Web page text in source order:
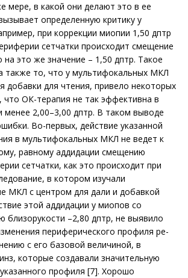
мере, в какой они делают это в ее
определенную критику у
при коррекции миопии 1,50 дптр
сетчатки происходит смещение
это же значение – 1,50 дптр. Такое
также то, что у мультифокальных МКЛ
добавки для чтения, привело некоторых
что ОК-терапия не так эффективна в
менее 2,00–3,00 дптр. В таком выводе
Во-первых, действие указанной
в мультифокальных МКЛ не ведет к
равному аддидации смещению
сетчатки, как это происходит при
в котором изучали
МКЛ с центром для дали и добавкой
этой аддидации у миопов со
близорукости –2,80 дптр, не выявило
периферического профиля ре­
с его базовой величиной, в
которые создавали значительную
профиля [7]. Хорошо